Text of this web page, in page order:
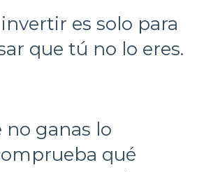
es solo para
que tú no lo eres.
no ganas lo
qué